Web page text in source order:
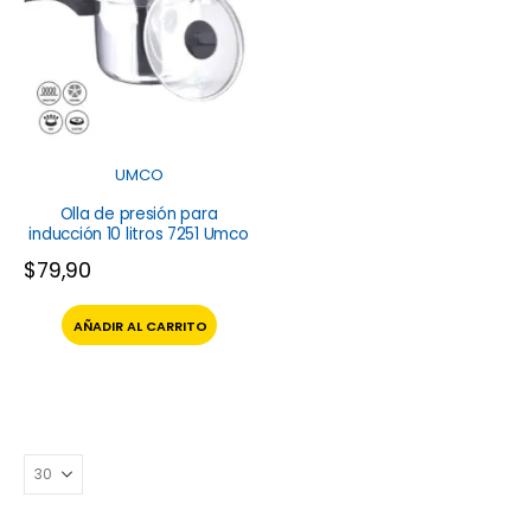
UMCO
Olla de presión para
inducción 10 litros 7251 Umco
$79,90
AÑADIR AL CARRITO